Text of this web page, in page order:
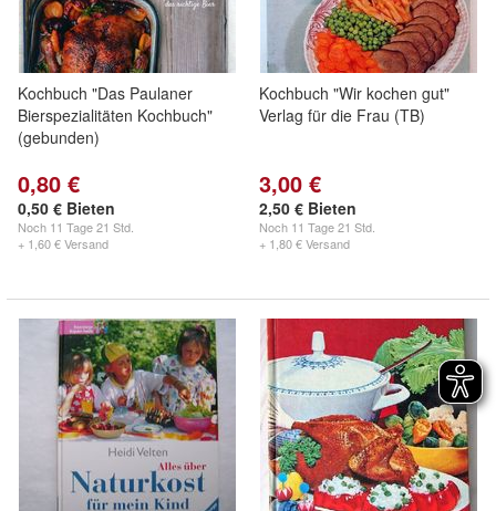
Kochbuch "Das Paulaner
Bierspezialitäten Kochbuch"
(gebunden)
0,80 €
0,50 € Bieten
Noch 11 Tage 21 Std.
+ 1,60 € Versand
Kochbuch "Wir kochen gut"
Verlag für die Frau (TB)
3,00 €
2,50 € Bieten
Noch 11 Tage 21 Std.
+ 1,80 € Versand